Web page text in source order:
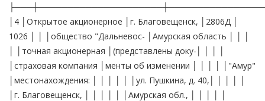
│4 │Открытое акционерное │г. Благовещенск, │2806Д │
1026 │ │ │общество "Дальневос- │Амурская область │ │ │
│ │точная акционерная │(представлены доку-│ │ │ │
│страховая компания │менты об изменении │ │ │ │ │"Амур"
│местонахождения: │ │ │ │ │ │ул. Пушкина, д. 40,│ │ │ │ │
│г. Благовещенск, │ │ │ │ │ │Амурская обл., │ │ │ │ │